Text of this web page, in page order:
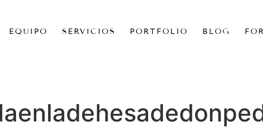
EQUIPO SERVICIOS PORTFOLIO BLOG